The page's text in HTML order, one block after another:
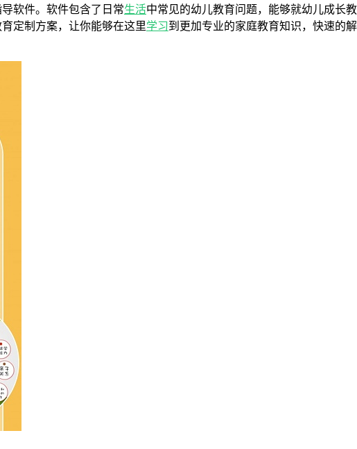
软件。软件包含了日常生活中常见的幼儿教育问题，能够就幼儿成长
定制方案，让你能够在这里学习到更加专业的家庭教育知识，快速的